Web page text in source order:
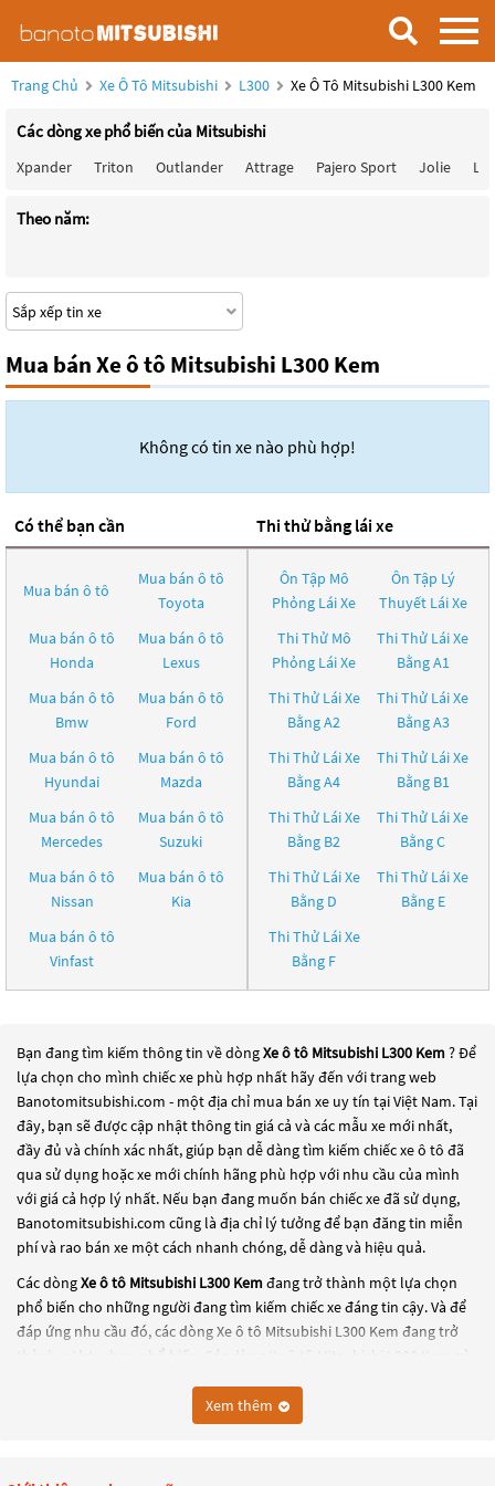
Trang Chủ Xe Ô Tô Mitsubishi L300 Xe Ô Tô Mitsubishi L300 Kem
Các dòng xe phổ biến của Mitsubishi
Xpander Triton Outlander Attrage Pajero Sport Jolie
Theo năm:
Mua bán Xe ô tô Mitsubishi L300 Kem
Không có tin xe nào phù hợp!
Có thể bạn cần
Mua bán ô tô
Mua bán ô tô
Toyota
Mua bán ô tô
Honda
Mua bán ô tô
Lexus
Mua bán ô tô
Bmw
Mua bán ô tô
Ford
Mua bán ô tô
Hyundai
Mua bán ô tô
Mazda
Mua bán ô tô
Mercedes
Mua bán ô tô
Suzuki
Mua bán ô tô
Nissan
Mua bán ô tô
Kia
Mua bán ô tô
Vinfast
Thi thử bằng lái xe
Ôn Tập Mô
Phỏng Lái Xe
Ôn Tập Lý
Thuyết Lái Xe
Thi Thử Mô
Phỏng Lái Xe
Thi Thử Lái Xe
Bằng A1
Thi Thử Lái Xe
Bằng A2
Thi Thử Lái Xe
Bằng A3
Thi Thử Lái Xe
Bằng A4
Thi Thử Lái Xe
Bằng B1
Thi Thử Lái Xe
Bằng B2
Thi Thử Lái Xe
Bằng C
Thi Thử Lái Xe
Bằng D
Thi Thử Lái Xe
Bằng E
Thi Thử Lái Xe
Bằng F
Bạn đang tìm kiếm thông tin về dòngXe ô tô Mitsubishi L300 Kem? Để
lựa chọn cho mình chiếc xe phù hợp nhất hãy đến với trang web
Banotomitsubishi.com - một địa chỉ mua bán xe uy tín tại Việt Nam. Tại
đây, bạn sẽ được cập nhật thông tin giá cả và các mẫu xe mới nhất,
đầy đủ và chính xác nhất, giúp bạn dễ dàng tìm kiếm chiếc xe ô tô đã
qua sử dụng hoặc xe mới chính hãng phù hợp với nhu cầu của mình
với giá cả hợp lý nhất. Nếu bạn đang muốn bán chiếc xe đã sử dụng,
Banotomitsubishi.com cũng là địa chỉ lý tưởng để bạn đăng tin miễn
phí và rao bán xe một cách nhanh chóng, dễ dàng và hiệu quả.
Các dòngXe ô tô Mitsubishi L300 Kemđang trở thành một lựa chọn
phổ biến cho những người đang tìm kiếm chiếc xe đáng tin cậy. Và để
đáp ứng nhu cầu đó, các dòngXe ô tô Mitsubishi L300 Kem đang trở
thành sự lựa chọn phổ biến. Các dòng
này
mới với thiết kế hiện đại và công nghệ tiên tiến. Các dòng
này đều được kiểm tra và bảo dưỡng kỹ lưỡng để
một chiếc xe, hãy khám phá các dòng
Xem thêm